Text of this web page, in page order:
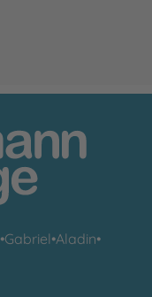
•Gabriel•Aladin•